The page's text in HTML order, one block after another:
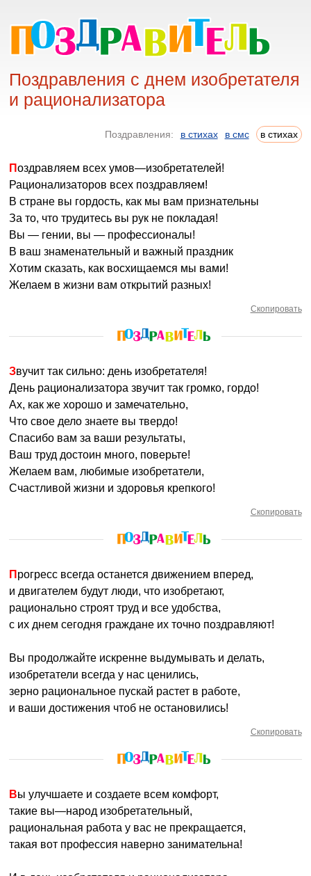
Поздравления с днем изобретателя
и рационализатора
Поздравления: в стихах в смс в стихах
Поздравляем всех умов—изобретателей!
Рационализаторов всех поздравляем!
В стране вы гордость, как мы вам признательны
За то, что трудитесь вы рук не покладая!
Вы — гении, вы — профессионалы!
В ваш знаменательный и важный праздник
Хотим сказать, как восхищаемся мы вами!
Желаем в жизни вам открытий разных!
Скопировать
Звучит так сильно: день изобретателя!
День рационализатора звучит так громко, гордо!
Ах, как же хорошо и замечательно,
Что свое дело знаете вы твердо!
Спасибо вам за ваши результаты,
Ваш труд достоин много, поверьте!
Желаем вам, любимые изобретатели,
Счастливой жизни и здоровья крепкого!
Скопировать
Прогресс всегда останется движением вперед,
и двигателем будут люди, что изобретают,
рационально строят труд и все удобства,
с их днем сегодня граждане их точно поздравляют!
Вы продолжайте искренне выдумывать и делать,
изобретатели всегда у нас ценились,
зерно рациональное пускай растет в работе,
и ваши достижения чтоб не остановились!
Скопировать
Вы улучшаете и создаете всем комфорт,
такие вы—народ изобретательный,
рациональная работа у вас не прекращается,
такая вот профессия наверно занимательна!